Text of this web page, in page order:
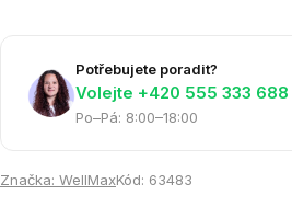
Potřebujete poradit?
Volejte ‭+420 555 333 688
Po–Pá: 8:00–18:00
Značka: WellMaxKód: 63483